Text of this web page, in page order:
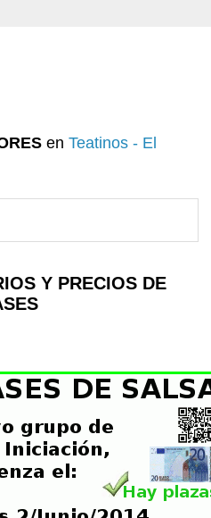
en Teatinos - El
Y PRECIOS DE